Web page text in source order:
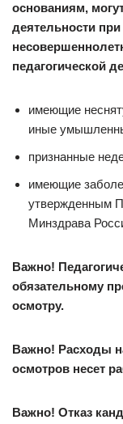
основаниям,
деятельности
педагогической
имеющие
иные
признанные
имеющие
утвержденным
Минздрава
Важно!
обязательному
осмотру.
Важно! Расходы
осмотров несет
Важно! Отказ